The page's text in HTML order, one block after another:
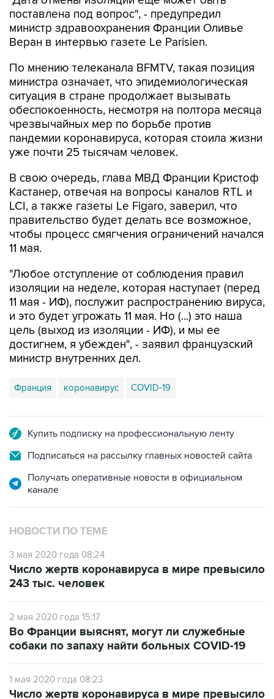
Веран в интервью газете Le Parisien.
По мнению телеканала BFMTV, такая позиция
ситуация в стране продолжает вызывать
обеспокоенность, несмотря на полтора месяца
чрезвычайных мер по борьбе против
пандемии коронавируса, которая стоила жизни
уже почти 25 тысячам человек.
В свою очередь, глава МВД Франции Кристоф
LCI, а также газеты Le Figaro, заверил, что
правительство будет делать все возможное,
чтобы процесс смягчения ограничений начался
11 мая.
"Любое отступление от соблюдения правил
11 мая - ИФ), послужит распространению вируса,
и это будет угрожать 11 мая. Но (...) это наша
цель (выход из изоляции - ИФ), и мы ее
достигнем, я убежден", - заявил французский
министр внутренних дел.
Франция коронавирус COVID-19
Подписаться на рассылку главных новостей сайта
Получать оперативные новости в официальном
НОВОСТИ ПО ТЕМЕ
3 мая 2020 года 08:24
243 тыс. человек
собаки по запаху найти больных COVID-19
1 мая 2020 года 08:23
233 тысячи человек